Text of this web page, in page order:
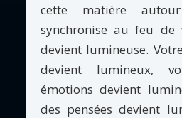
cette matière
synchronise au feu de
devient lumineuse.
devient lumineux,
émotions devient
des pensées devient